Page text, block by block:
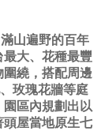
山遍野的百年
大、花種最豐
繞，搭配周邊
玫瑰花牆等庭
區內規劃出以
屋當地原生七